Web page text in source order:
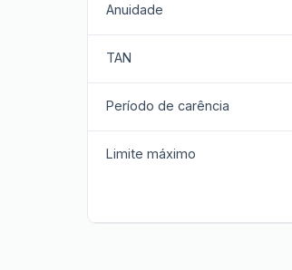
Anuidade
TAN
Período de carência
Limite máximo